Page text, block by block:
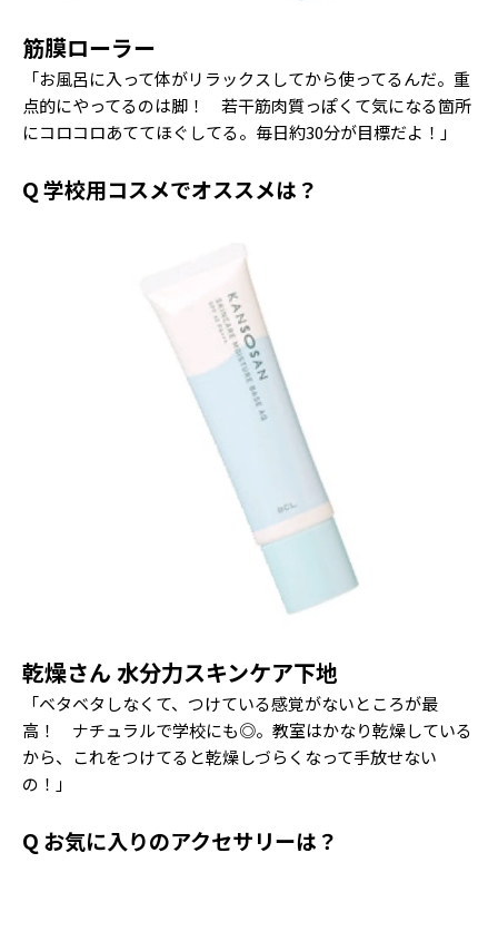
筋膜ローラー
「お風呂に入って体がリラックスしてから使ってるんだ。重
点的にやってるのは脚！ 若干筋肉質っぽくて気になる箇所
にコロコロあててほぐしてる。毎日約30分が目標だよ！」
Q 学校用コスメでオススメは？
乾燥さん 水分力スキンケア下地
「ベタベタしなくて、つけている感覚がないところが最
高！ ナチュラルで学校にも◎。教室はかなり乾燥している
から、これをつけてると乾燥しづらくなって手放せない
の！」
Q お気に入りのアクセサリーは？